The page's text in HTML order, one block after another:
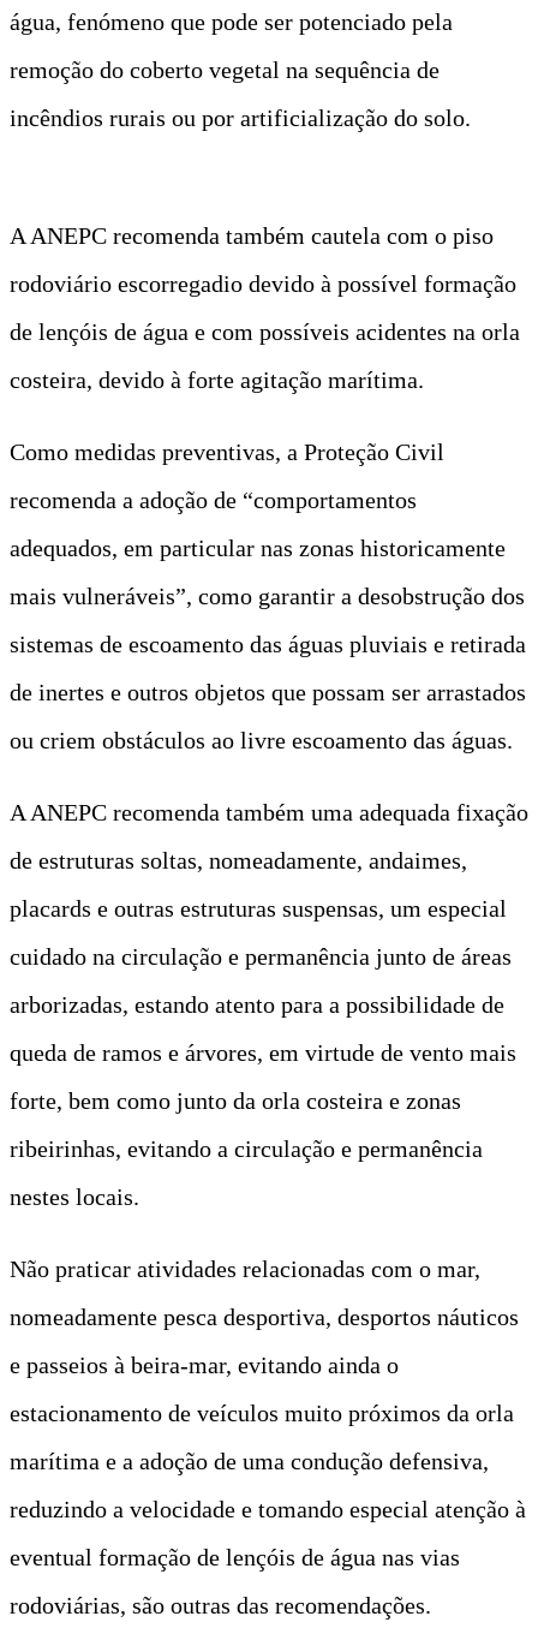
água, fenómeno que pode ser potenciado pela
remoção do coberto vegetal na sequência de
incêndios rurais ou por artificialização do solo.
A ANEPC recomenda também cautela com o piso
rodoviário escorregadio devido à possível formação
de lençóis de água e com possíveis acidentes na orla
costeira, devido à forte agitação marítima.
Como medidas preventivas, a Proteção Civil
recomenda a adoção de “comportamentos
adequados, em particular nas zonas historicamente
mais vulneráveis”, como garantir a desobstrução dos
sistemas de escoamento das águas pluviais e retirada
de inertes e outros objetos que possam ser arrastados
ou criem obstáculos ao livre escoamento das águas.
A ANEPC recomenda também uma adequada fixação
de estruturas soltas, nomeadamente, andaimes,
placards e outras estruturas suspensas, um especial
cuidado na circulação e permanência junto de áreas
arborizadas, estando atento para a possibilidade de
queda de ramos e árvores, em virtude de vento mais
forte, bem como junto da orla costeira e zonas
ribeirinhas, evitando a circulação e permanência
nestes locais.
Não praticar atividades relacionadas com o mar,
nomeadamente pesca desportiva, desportos náuticos
e passeios à beira-mar, evitando ainda o
estacionamento de veículos muito próximos da orla
marítima e a adoção de uma condução defensiva,
reduzindo a velocidade e tomando especial atenção à
eventual formação de lençóis de água nas vias
rodoviárias, são outras das recomendações.